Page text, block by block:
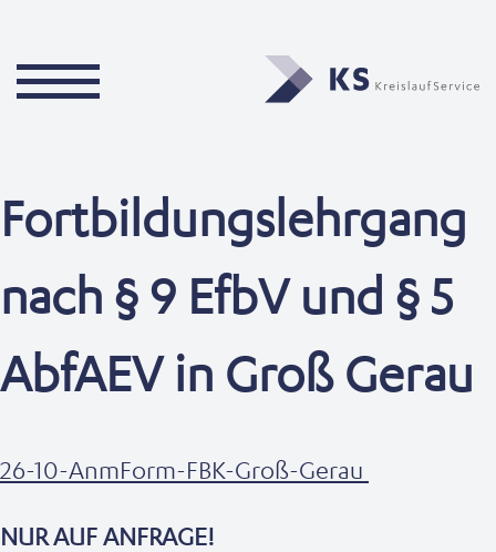
Fortbildungslehrgang
nach § 9 EfbV und § 5
AbfAEV in Groß Gerau
26-10-AnmForm-FBK-Groß-Gerau
NUR AUF ANFRAGE!